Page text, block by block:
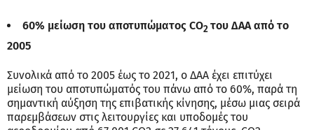
60% μείωση του αποτυπώματος CO2του ΔΑΑ από το
2005
Συνολικά από το 2005 έως το 2021, ο ΔΑΑ έχει επιτύχει
μείωση του αποτυπώματός του πάνω από το 60%, παρά τη
σημαντική αύξηση της επιβατικής κίνησης, μέσω μιας σειρά
παρεμβάσεων στις λειτουργίες και υποδομές του